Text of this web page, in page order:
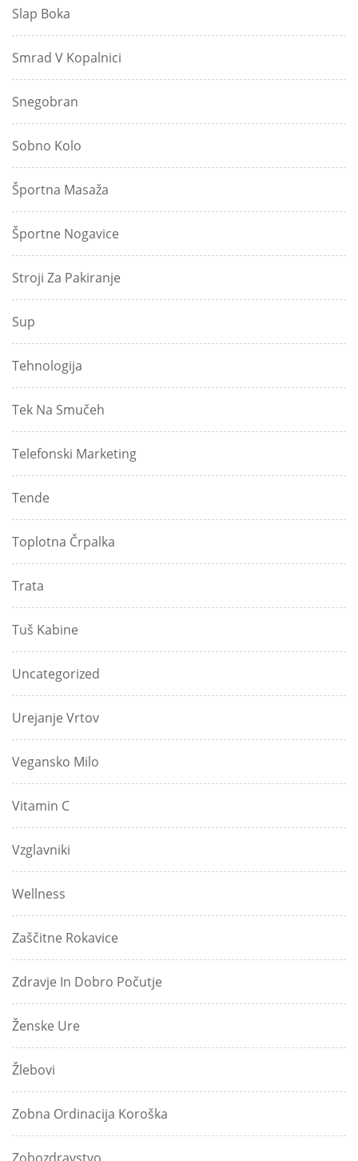
Slap Boka
Smrad V Kopalnici
Snegobran
Sobno Kolo
Športna Masaža
Športne Nogavice
Stroji Za Pakiranje
Sup
Tehnologija
Tek Na Smučeh
Telefonski Marketing
Tende
Toplotna Črpalka
Trata
Tuš Kabine
Uncategorized
Urejanje Vrtov
Vegansko Milo
Vitamin C
Vzglavniki
Wellness
Zaščitne Rokavice
Zdravje In Dobro Počutje
Ženske Ure
Žlebovi
Zobna Ordinacija Koroška